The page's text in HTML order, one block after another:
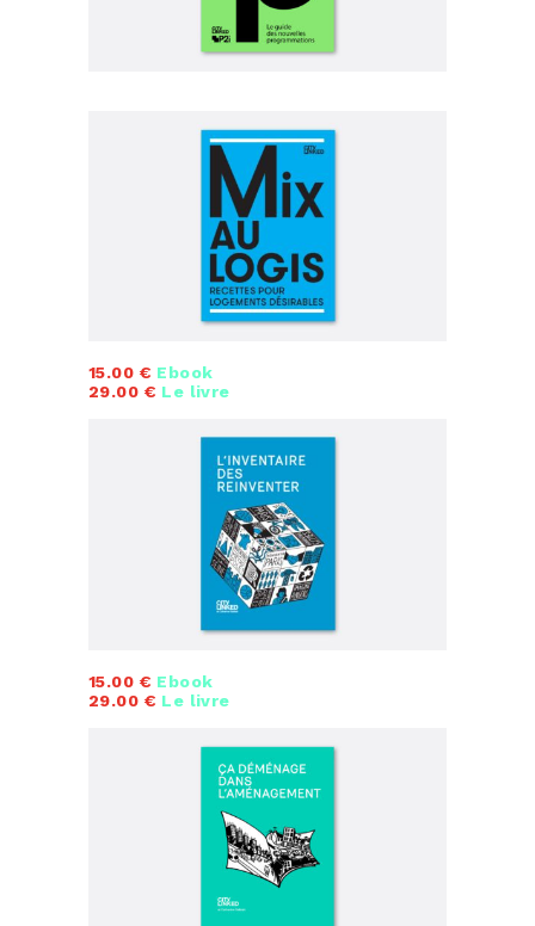
15.00 € Ebook
29.00 € Le livre
15.00 € Ebook
29.00 € Le livre